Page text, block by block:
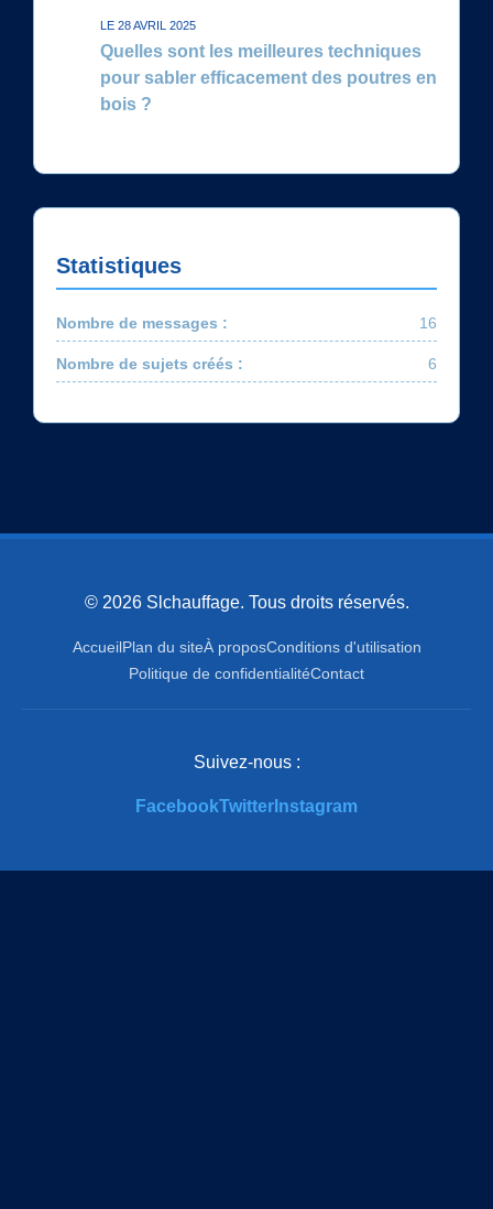
LE 28 AVRIL 2025
Quelles sont les meilleures techniques
pour sabler efficacement des poutres en
bois ?
Statistiques
Nombre de messages : 16
Nombre de sujets créés : 6
© 2026 Slchauffage. Tous droits réservés.
AccueilPlan du siteÀ proposConditions d'utilisation
Politique de confidentialitéContact
Suivez-nous :
FacebookTwitter Instagram